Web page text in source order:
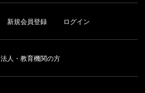
新規会員登録 ログイン
法人・教育機関の方